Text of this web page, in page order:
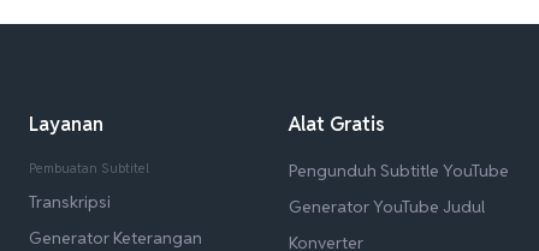
Layanan
Pembuatan Subtitel
Transkripsi
Generator Keterangan
Alat Gratis
Pengunduh Subtitle YouTube
Generator YouTube Judul
Konverter